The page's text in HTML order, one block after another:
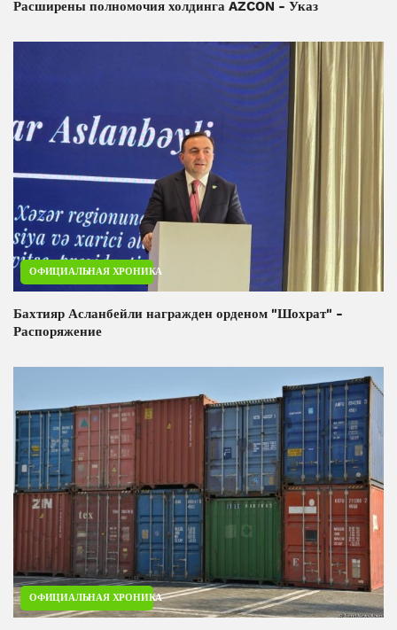
Расширены полномочия холдинга AZCON - Указ
ОФИЦИАЛЬНАЯ ХРОНИКА
Бахтияр Асланбейли награжден орденом "Шохрат" -
Распоряжение
ОФИЦИАЛЬНАЯ ХРОНИКА